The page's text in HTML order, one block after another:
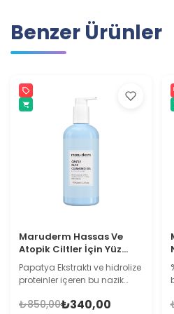
Benzer Ürünler
Maruderm Hassas Ve
Atopik Ciltler İçin Yüz
Temizleme Jeli 400 ML
Papatya Ekstraktı ve hidrolize
proteinler içeren bu nazik
bariyer zayıflığı eğilimi
₺850,00₺340,00